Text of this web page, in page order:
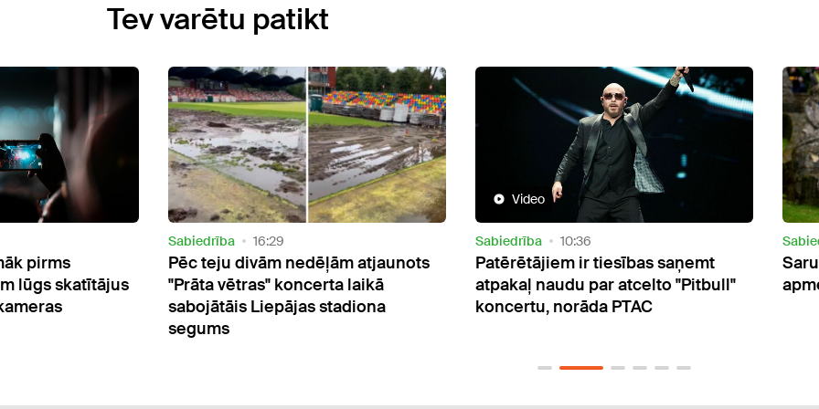
Tev varētu patikt
atjaunots
laikā
stadiona
Video
Sabiedrība 10:36
Patērētājiem ir tiesības saņemt
atpakaļ naudu par atcelto "Pitbull"
koncertu, norāda PTAC
Sabiedrība 15:49
Sarunu festivālu "Lampa" šogad
apmeklējuši vismaz 27 000 cilvēku